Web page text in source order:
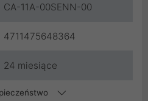
CA-11A-00SENN-00
4711475648364
24 miesiące